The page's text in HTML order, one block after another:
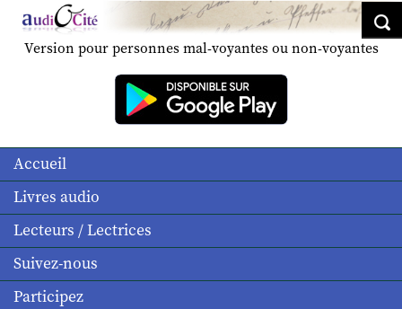
Version pour personnes mal-voyantes ou non-voyantes
Accueil
Livres audio
Lecteurs / Lectrices
Suivez-nous
Participez